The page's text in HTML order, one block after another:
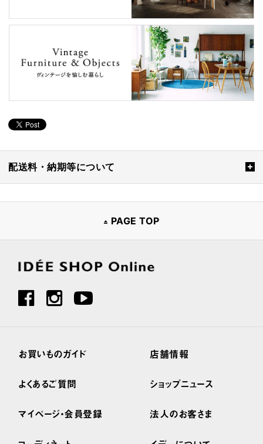
配送料・納期等について
PAGE TOP
お買いものガイド
よくあるご質問
マイページ・会員登録
店舗情報
ショップニュース
法人のお客さま